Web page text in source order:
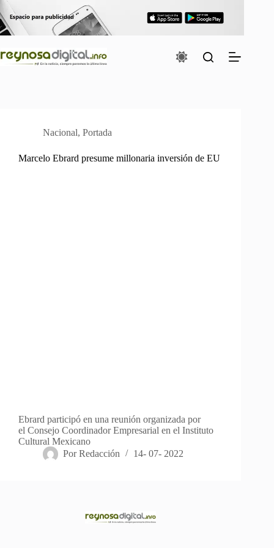
Saltar
al
contenido
Nacional, Portada
Marcelo Ebrard presume millonaria inversión de EU
Ebrard participó en una reunión organizada por
el Consejo Coordinador Empresarial en el Instituto
Cultural Mexicano
Por Redacción 14- 07- 2022